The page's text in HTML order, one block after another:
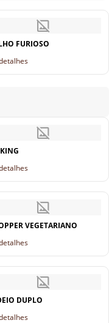
FURIOSO
VEGETARIANO
DUPLO